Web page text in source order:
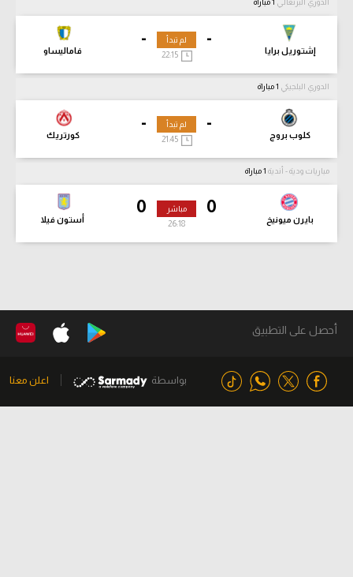
الدوري البرتغالي
-
إشتوريل برايا
-
فاماليساو
لم تبدأ
22:15
الدوري البلجيكي
-
كلوب بروج
-
كورتريك
لم تبدأ
21:45
مباريات ودية - أندية
0
بايرن ميونيخ
0
أستون فيلا
مباشر
26:19
أحصل على التطبيق
بواسطة اعلن معنا